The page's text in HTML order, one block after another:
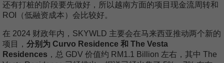
还有打桩的阶段要先做好，所以越南方面的项目现金流周转和
ROI（低融资成本）会比较好。
在 2024 财政年内，SKYWLD 主要会在马来西亚推动两个新的
项目， 分别为 Curvo Residence 和 The Vesta
Residences ，总 GDV 价值约 RM1.1 Billion 左右，其中 The